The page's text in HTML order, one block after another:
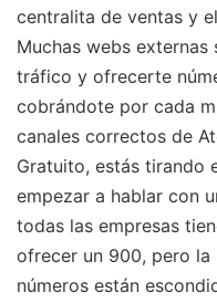
centralita de ventas y
Muchas webs
tráfico y ofrecerte
cobrándote por cada
canales correctos de
Gratuito, estás tirando
empezar a hablar con
todas las empresas
ofrecer un 900, pero la
números están